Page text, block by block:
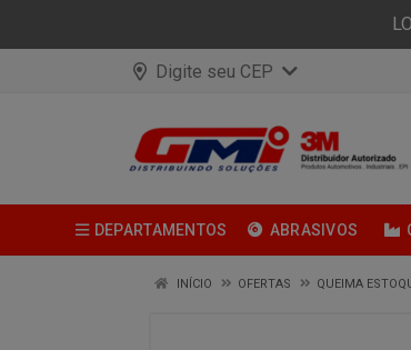
Digite seu CEP
DEPARTAMENTOS ABRASIVOS
INÍCIO OFERTAS QUEIMA